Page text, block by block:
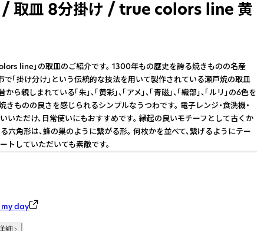
取皿 8分掛け / true colors line 黄
line」の取皿のご紹介です。 1300年もの歴史を誇る焼きものの名産
で「掛け分け」という伝統的な技法を用いて製作されている瀬戸焼の取皿
ら親しまれている「朱」、「黄彩」、「アメ」、「青磁」、「織部」、「ルリ」の6色を
きものの良さを感じられるシンプルなうつわです。 電子レンジ・食洗機・
いただけ、日常使いにもおすすめです。 縁起の良いモチーフとして古くか
六角形は、蜂の巣のように繋がる形。 何枚かを並べて、繋げるようにテー
トしていただいても素敵です。
my day
細